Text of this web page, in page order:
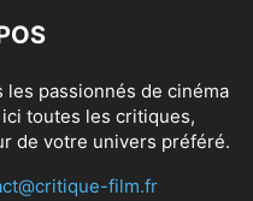
passionnés de cinéma
toutes les critiques,
de votre univers préféré.
film.fr